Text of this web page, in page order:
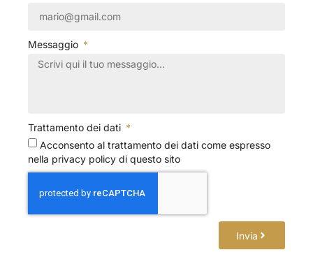
Messaggio
Trattamento dei dati
Acconsento al trattamento dei dati come espresso
nella privacy policy di questo sito
Invia